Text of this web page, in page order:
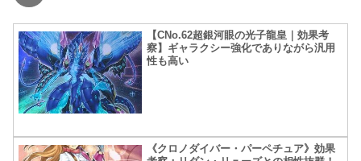
【CNo.62超銀河眼の光子龍皇｜効果考
察】ギャラクシー強化でありながら汎用
性も高い
《クロノダイバー・パーペチュア》効果